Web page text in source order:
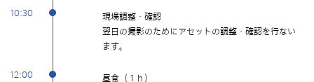
10:30
現場調整・確認
翌日の撮影のためにアセットの調整・確認を行ない
ます。
12:00 昼食（１ｈ）